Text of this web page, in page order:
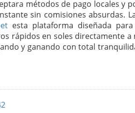
métodos de pago locales y
sin comisiones absurdas.
esta plataforma diseñada
rápidos en soles directamente a
y ganando con total